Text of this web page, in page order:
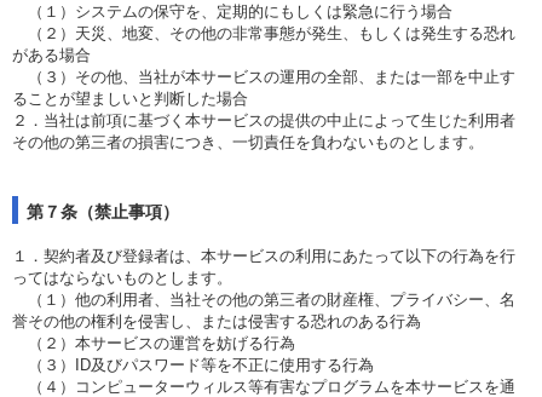
（１）システムの保守を、定期的にもしくは緊急に行う場合
（２）天災、地変、その他の非常事態が発生、もしくは発生する恐れ
がある場合
（３）その他、当社が本サービスの運用の全部、または一部を中止す
ることが望ましいと判断した場合
２．当社は前項に基づく本サービスの提供の中止によって生じた利用者
その他の第三者の損害につき、一切責任を負わないものとします。
第７条（禁止事項）
１．契約者及び登録者は、本サービスの利用にあたって以下の行為を行
ってはならないものとします。
（１）他の利用者、当社その他の第三者の財産権、プライバシー、名
誉その他の権利を侵害し、または侵害する恐れのある行為
（２）本サービスの運営を妨げる行為
（３）ID及びパスワード等を不正に使用する行為
（４）コンピューターウィルス等有害なプログラムを本サービスを通